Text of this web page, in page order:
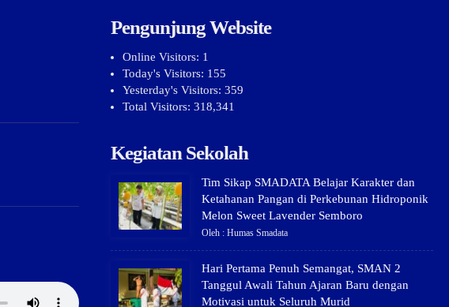
Pengunjung Website
Online Visitors: 1
Today's Visitors: 155
Yesterday's Visitors: 359
Total Visitors: 318,341
Kegiatan Sekolah
Tim Sikap SMADATA Belajar Karakter dan
Ketahanan Pangan di Perkebunan Hidroponik
Melon Sweet Lavender Semboro
Oleh : Humas Smadata
Hari Pertama Penuh Semangat, SMAN 2
Tanggul Awali Tahun Ajaran Baru dengan
Motivasi untuk Seluruh Murid